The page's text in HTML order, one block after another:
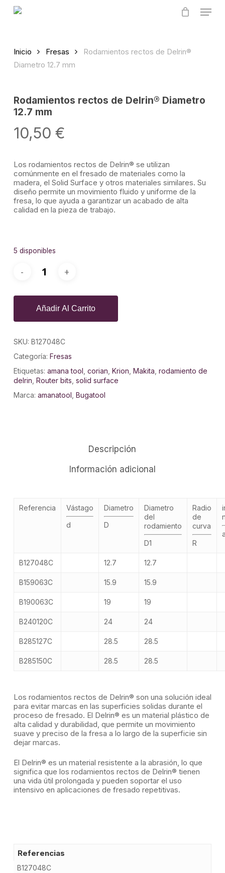
Skip
Menu
Inicio Fresas
Rodamientos rectos de Delrin®
Diametro 12.7 mm
Rodamientos rectos de Delrin® Diametro
12.7 mm
10,50 €
Los rodamientos rectos de Delrin® se utilizan
comúnmente en el fresado de materiales como la
madera, el Solid Surface y otros materiales similares. Su
diseño permite un movimiento fluido y uniforme de la
fresa, lo que ayuda a garantizar un acabado de alta
calidad en la pieza de trabajo.
5 disponibles
Añadir Al Carrito
SKU: B127048C
Categoría: Fresas
Etiquetas: amana tool corian Krion Makita rodamiento de
delrin Router bits solid surface
Marca: amanatool Bugatool
Descripción
Información adicional
Referencia
Vástago
d
Diametro
D
Diametro
del
rodamiento
D1
Radio
de
curva
R
B127048C 12.7 12.7
B159063C 15.9 15.9
B190063C 19 19
B240120C 24 24
B285127C 28.5 28.5
B285150C 28.5 28.5
Los rodamientos rectos de Delrin® son una solución ideal
para evitar marcas en las superficies solidas durante el
proceso de fresado. El Delrin® es un material plástico de
alta calidad y durabilidad, que permite un movimiento
suave y preciso de la fresa a lo largo de la superficie sin
dejar marcas.
El Delrin® es un material resistente a la abrasión, lo que
significa que los rodamientos rectos de Delrin® tienen
una vida útil prolongada y pueden soportar el uso
intensivo en aplicaciones de fresado repetitivas.
Referencias
B127048C